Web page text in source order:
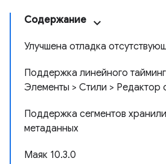
Содержание
Улучшена отладка
Поддержка линейного
Элементы > Стили > Редактор
Поддержка сегментов
метаданных
Маяк 10.3.0